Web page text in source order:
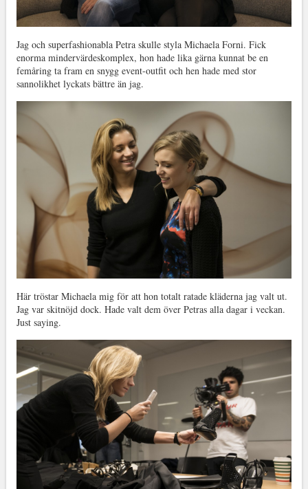
Jag och superfashionabla Petra skulle styla Michaela Forni. Fick
enorma mindervärdeskomplex, hon hade lika gärna kunnat be en
femåring ta fram en snygg event-outfit och hen hade med stor
sannolikhet lyckats bättre än jag.
Här tröstar Michaela mig för att hon totalt ratade kläderna jag valt ut.
Jag var skitnöjd dock. Hade valt dem över Petras alla dagar i veckan.
Just saying.